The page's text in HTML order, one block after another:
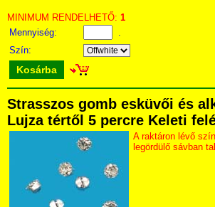
MINIMUM RENDELHETŐ: 1
Mennyiség:
.
Szín:
Kosárba
Strasszos gomb esküvői és
Lujza tértől 5 percre Keleti
A raktáron lévő
legördülő sávban